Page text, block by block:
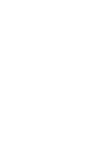
Матрас Otto Bayer